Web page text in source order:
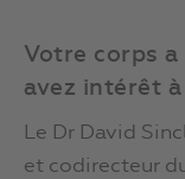
Votre corps
avez intérêt
Le Dr David
et codirecteur